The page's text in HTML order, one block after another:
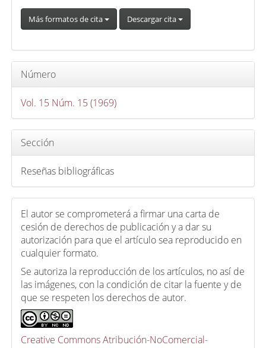
t
c
l
o
Más formatos de cita Descargar cita
Número
Vol. 15 Núm. 15 (1969)
Sección
Reseñas bibliográficas
El autor se comprometerá a firmar una carta de
cesión de derechos de publicación y a dar su
autorización para que el artículo sea reproducido en
cualquier formato.
Se autoriza la reproducción de los artículos, no así de
las imágenes, con la condición de citar la fuente y de
que se respeten los derechos de autor.
Creative Commons Atribución-NoComercial-